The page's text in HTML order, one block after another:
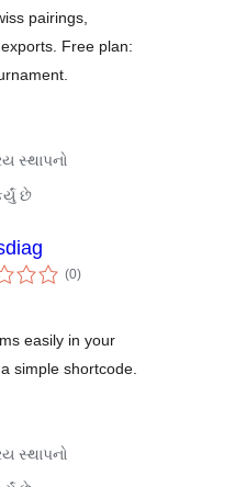
pairings,
Free plan:
સ્થાપનો
છે
(0કુલ
રેટિંગ્સ
)
easily in your
simple shortcode.
સ્થાપનો